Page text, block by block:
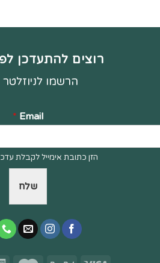
רוצים להתעדכן
הרשמו לניוזלטר
Email
*
הזן כתובת אימייל לקבלת
שלח